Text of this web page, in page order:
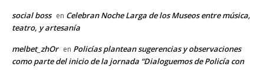
social boss en Celebran Noche Larga de los Museos entre música,
teatro, y artesanía
melbet_zhOr en Policías plantean sugerencias y observaciones
como parte del inicio de la jornada “Dialoguemos de Policía con